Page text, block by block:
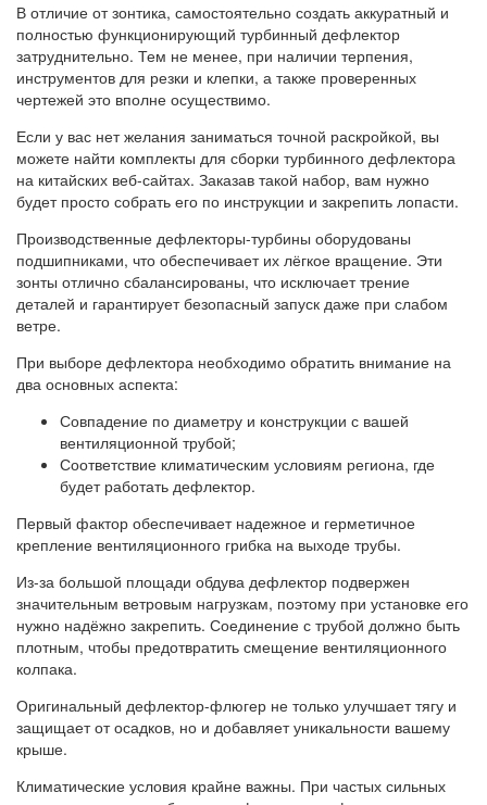
В отличие от зонтика, самостоятельно создать аккуратный и
полностью функционирующий турбинный дефлектор
затруднительно. Тем не менее, при наличии терпения,
инструментов для резки и клепки, а также проверенных
чертежей это вполне осуществимо.
Если у вас нет желания заниматься точной раскройкой, вы
можете найти комплекты для сборки турбинного дефлектора
на китайских веб-сайтах. Заказав такой набор, вам нужно
будет просто собрать его по инструкции и закрепить лопасти.
Производственные дефлекторы-турбины оборудованы
подшипниками, что обеспечивает их лёгкое вращение. Эти
зонты отлично сбалансированы, что исключает трение
деталей и гарантирует безопасный запуск даже при слабом
ветре.
При выборе дефлектора необходимо обратить внимание на
два основных аспекта:
Совпадение по диаметру и конструкции с вашей
вентиляционной трубой;
Соответствие климатическим условиям региона, где
будет работать дефлектор.
Первый фактор обеспечивает надежное и герметичное
крепление вентиляционного грибка на выходе трубы.
Из-за большой площади обдува дефлектор подвержен
значительным ветровым нагрузкам, поэтому при установке его
нужно надёжно закрепить. Соединение с трубой должно быть
плотным, чтобы предотвратить смещение вентиляционного
колпака.
Оригинальный дефлектор-флюгер не только улучшает тягу и
защищает от осадков, но и добавляет уникальности вашему
крыше.
Климатические условия крайне важны. При частых сильных